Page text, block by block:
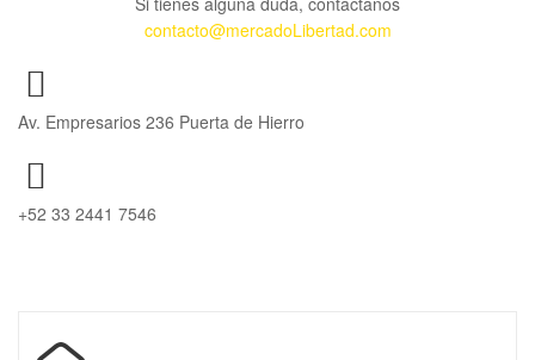
contacto@mercadoLibertad.com
Av. Empresarios 236 Puerta de Hierro
+52 33 2441 7546